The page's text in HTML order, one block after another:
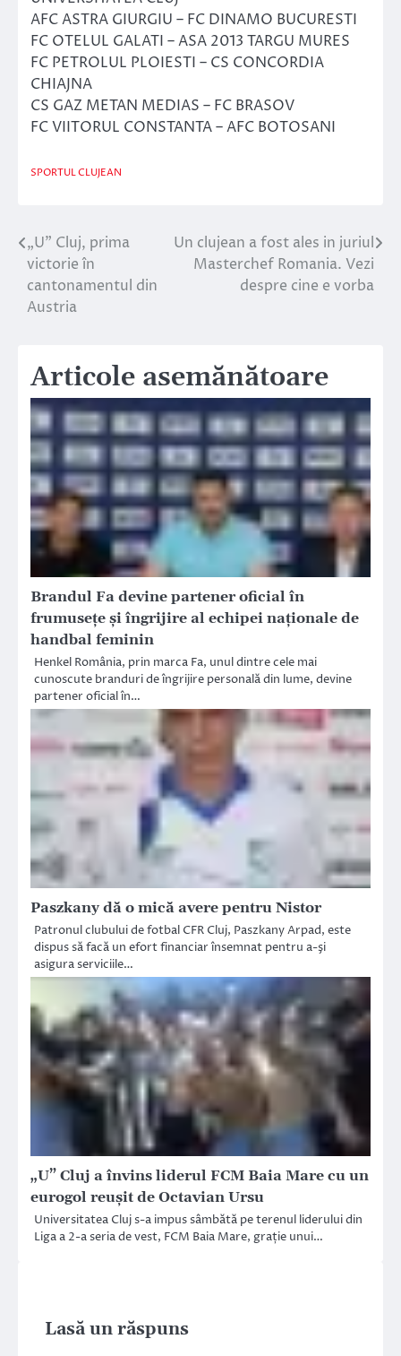
AFC ASTRA GIURGIU – FC DINAMO BUCURESTI
FC OTELUL GALATI – ASA 2013 TARGU MURES
FC PETROLUL PLOIESTI – CS CONCORDIA
CHIAJNA
CS GAZ METAN MEDIAS – FC BRASOV
FC VIITORUL CONSTANTA – AFC BOTOSANI
SPORTUL CLUJEAN
Navigare
în
articole
„U” Cluj, prima
victorie în
cantonamentul din
Austria
Un clujean a fost ales in juriul
Masterchef Romania. Vezi
despre cine e vorba
Articole asemănătoare
Brandul Fa devine partener oficial în
frumusețe și îngrijire al echipei naționale de
handbal feminin
Henkel România, prin marca Fa, unul dintre cele mai
cunoscute branduri de îngrijire personală din lume, devine
partener oficial în…
Paszkany dă o mică avere pentru Nistor
Patronul clubului de fotbal CFR Cluj, Paszkany Arpad, este
dispus să facă un efort financiar însemnat pentru a-şi
asigura serviciile…
„U” Cluj a învins liderul FCM Baia Mare cu un
eurogol reușit de Octavian Ursu
Universitatea Cluj s-a impus sâmbătă pe terenul liderului din
Liga a 2-a seria de vest, FCM Baia Mare, grație unui…
Lasă un răspuns